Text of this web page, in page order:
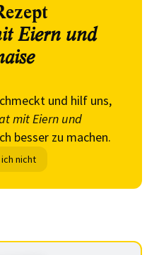
Eiern und
und hilf uns,
mit Eiern und
besser zu machen.
nicht